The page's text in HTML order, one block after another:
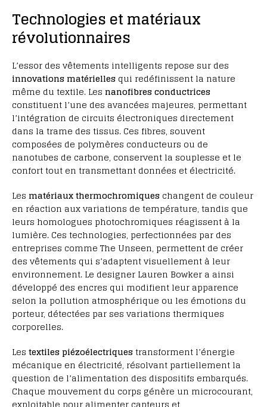
Technologies et matériaux
révolutionnaires
L’essor des vêtements intelligents repose sur des
innovations matérielles qui redéfinissent la nature
même du textile. Les nanofibres conductrices
constituent l’une des avancées majeures, permettant
l’intégration de circuits électroniques directement
dans la trame des tissus. Ces fibres, souvent
composées de polymères conducteurs ou de
nanotubes de carbone, conservent la souplesse et le
confort tout en transmettant données et électricité.
Les matériaux thermochromiques changent de couleur
en réaction aux variations de température, tandis que
leurs homologues photochromiques réagissent à la
lumière. Ces technologies, perfectionnées par des
entreprises comme The Unseen, permettent de créer
des vêtements qui s’adaptent visuellement à leur
environnement. Le designer Lauren Bowker a ainsi
développé des encres qui modifient leur apparence
selon la pollution atmosphérique ou les émotions du
porteur, détectées par ses variations thermiques
corporelles.
Les textiles piézoélectriquestransforment l’énergie
mécanique en électricité, résolvant partiellement la
question de l’alimentation des dispositifs embarqués.
Chaque mouvement du corps génère un microcourant,